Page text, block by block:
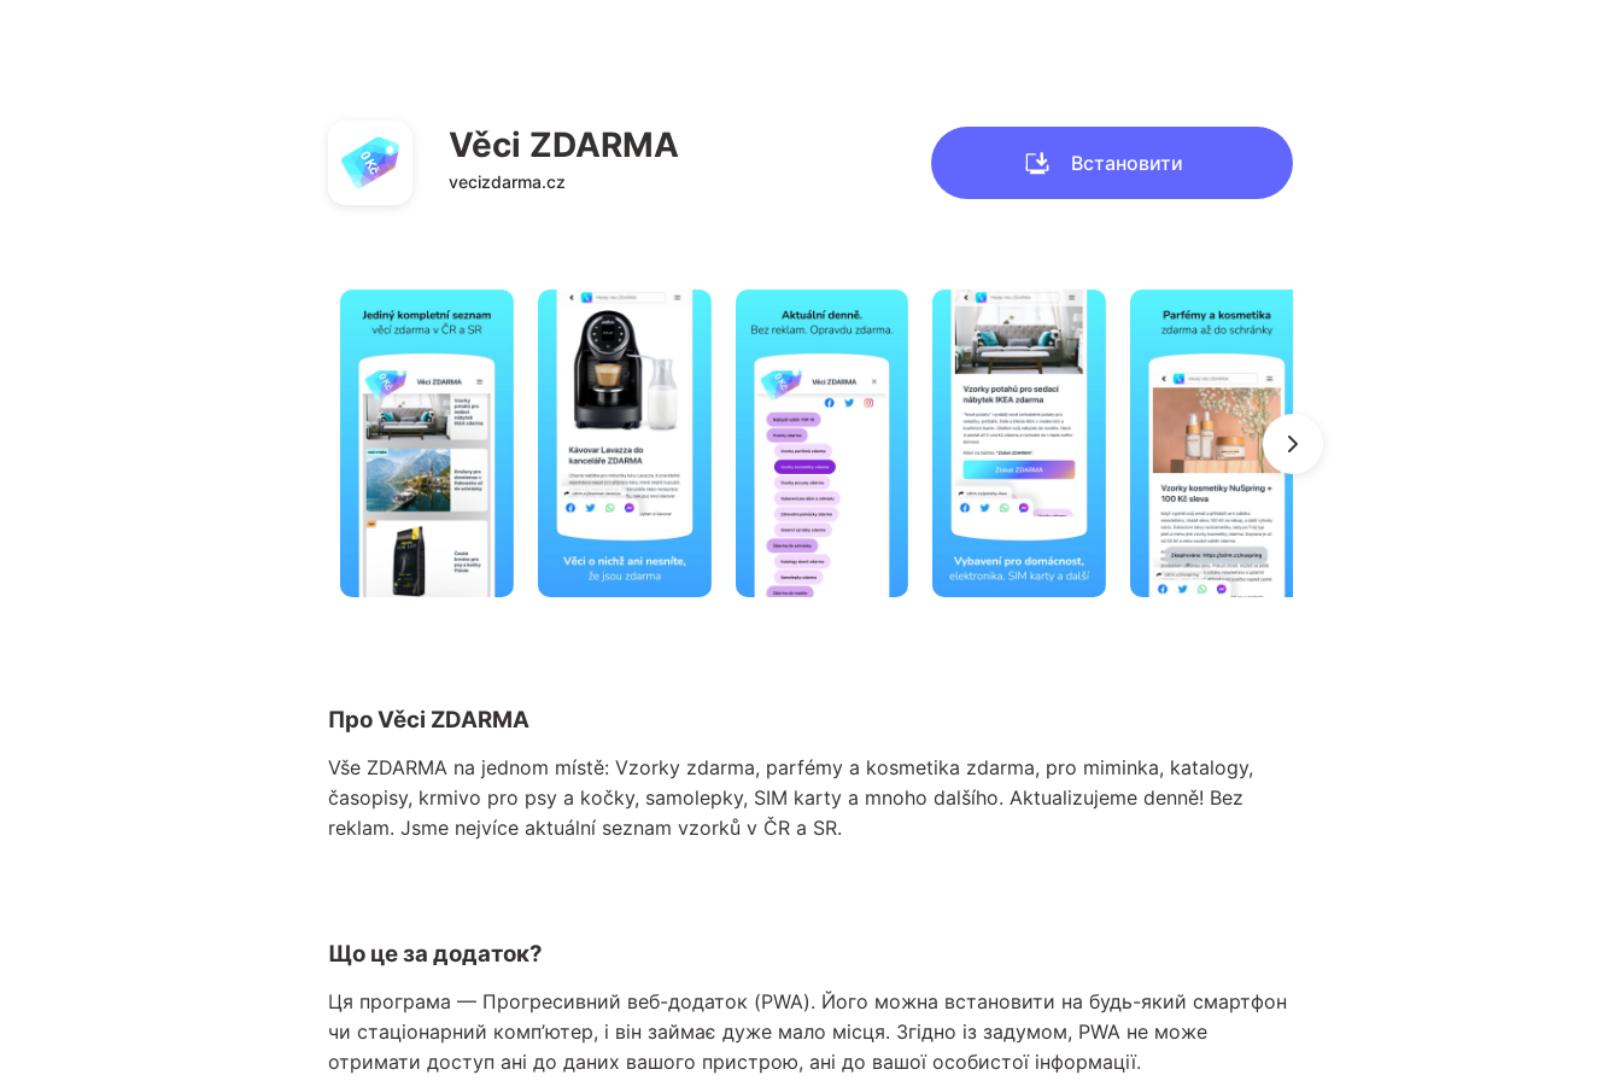
Věci ZDARMA
vecizdarma.cz
Встановити
Про Věci ZDARMA
Vše ZDARMA na jednom místě: Vzorky zdarma, parfémy a kosmetika zdarma, pro miminka, katalogy,
časopisy, krmivo pro psy a kočky, samolepky, SIM karty a mnoho dalšího. Aktualizujeme denně! Bez
reklam. Jsme nejvíce aktuální seznam vzorků v ČR a SR.
Що це за додаток?
Ця програма — Прогресивний веб-додаток (PWA). Його можна встановити на будь-який смартфон
чи стаціонарний комп’ютер, і він займає дуже мало місця. Згідно із задумом, PWA не може
отримати доступ ані до даних вашого пристрою, ані до вашої особистої інформації.